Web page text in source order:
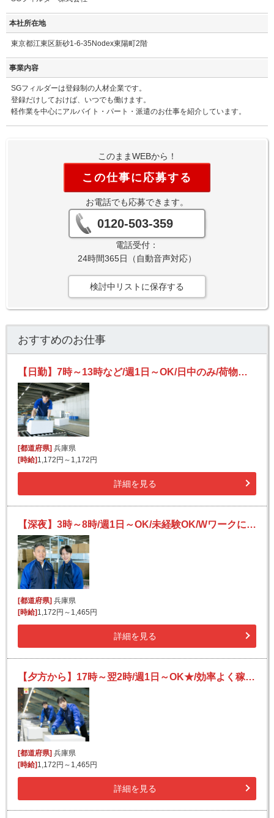
本社所在地
東京都江東区新砂1-6-35Nodex東陽町2階
事業内容
SGフィルダーは登録制の人材企業です。
登録だけしておけば、いつでも働けます。
軽作業を中心にアルバイト・パート・派遣のお仕事を紹介しています。
このままWEBから！
この仕事に応募する
お電話でも応募できます。
0120-503-359
電話受付：
24時間365日（自動音声対応）
検討中リストに保存する
おすすめのお仕事
【日勤】7時～13時など/週1日～OK/日中のみ/荷物の仕分け作業！
[都道府県] 兵庫県
[時給] 1,172円～1,172円
詳細を見る
【深夜】3時～8時/週1日～OK/未経験OK/Wワークにも/宅配便の仕分け
[都道府県]兵庫県
[時給]1,172円～1,465円
詳細を見る
【夕方から】17時～翌2時/週1日～OK★/効率よく稼ぐ/未経験大歓迎★荷物の仕分け作業！
[都道府県]兵庫県
[時給]1,172円～1,465円
詳細を見る